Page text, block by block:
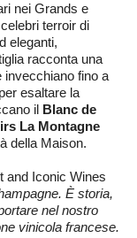
nei Grands e
terroir di
eleganti,
racconta una
invecchiano fino a
esaltare la
il Blanc de
La Montagne
della Maison.
and Iconic Wines
È storia,
nel nostro
vinicola francese.